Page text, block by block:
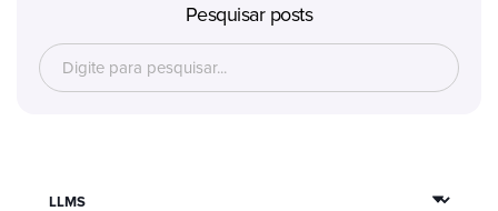
Pesquisar posts